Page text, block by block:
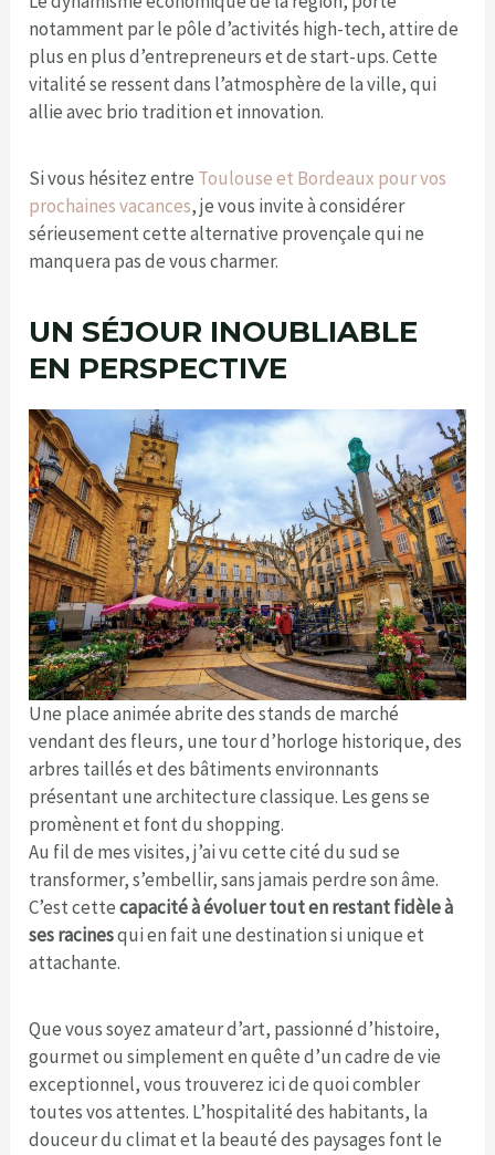
notamment par le pôle d’activités high-tech, attire de
plus en plus d’entrepreneurs et de start-ups. Cette
vitalité se ressent dans l’atmosphère de la ville, qui
allie avec brio tradition et innovation.
Si vous hésitez entre Toulouse et Bordeaux pour vos
prochaines vacances, je vous invite à considérer
sérieusement cette alternative provençale qui ne
manquera pas de vous charmer.
UN SÉJOUR INOUBLIABLE
EN PERSPECTIVE
Une place animée abrite des stands de marché
vendant des fleurs, une tour d’horloge historique, des
arbres taillés et des bâtiments environnants
présentant une architecture classique. Les gens se
promènent et font du shopping.
Au fil de mes visites, j’ai vu cette cité du sud se
transformer, s’embellir, sans jamais perdre son âme.
C’est cettecapacité à évoluer tout en restant fidèle à
ses racinesqui en fait une destination si unique et
attachante.
Que vous soyez amateur d’art, passionné d’histoire,
gourmet ou simplement en quête d’un cadre de vie
exceptionnel, vous trouverez ici de quoi combler
toutes vos attentes. L’hospitalité des habitants, la
douceur du climat et la beauté des paysages font le